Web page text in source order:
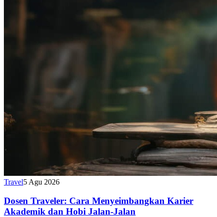
Travel5 Agu 2026
Dosen Traveler: Cara Menyeimbangkan Karier
Akademik dan Hobi Jalan-Jalan